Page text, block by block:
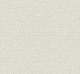
大正4年
年)
(全国計)
大正13年
(1931年)9
大正8年
年)